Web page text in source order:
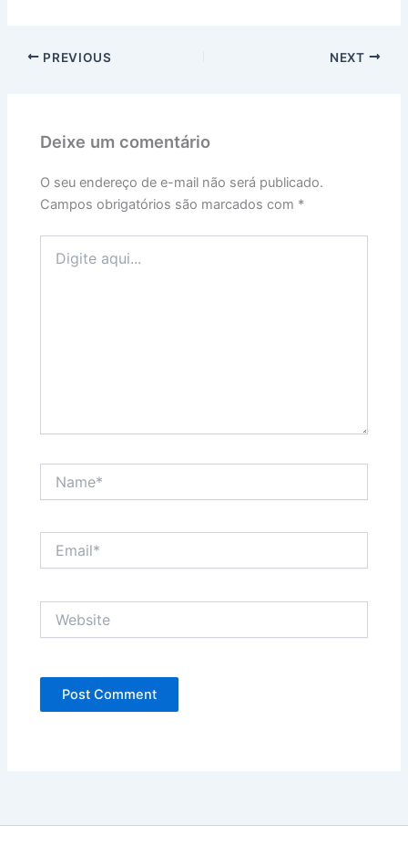
PREVIOUS NEXT
Deixe um comentário
O seu endereço de e-mail não será publicado.
Campos obrigatórios são marcados com *
aqui...